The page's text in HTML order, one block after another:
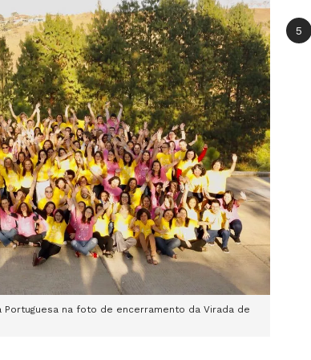
na foto de encerramento da Virada de
5